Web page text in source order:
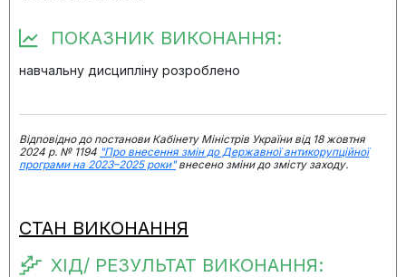
ПОКАЗНИК ВИКОНАННЯ:
навчальну дисципліну розроблено
Відповідно до постанови Кабінету Міністрів України від 18 жовтня
2024 р. № 1194 "Про внесення змін до Державної антикорупційної
програми на 2023–2025 роки"внесено зміни до змісту заходу.
СТАН ВИКОНАННЯ
ХІД/ РЕЗУЛЬТАТ ВИКОНАННЯ: